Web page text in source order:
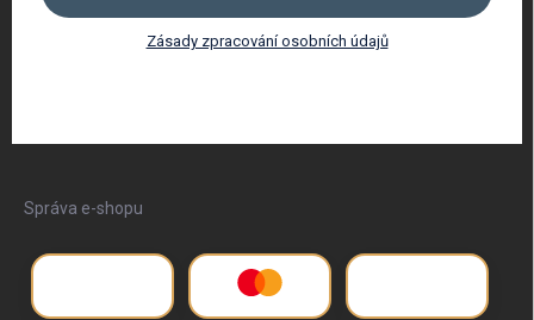
Zásady zpracování osobních údajů
Správa e-shopu